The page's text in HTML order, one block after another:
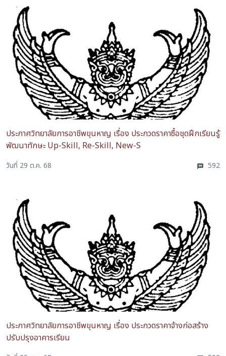
ประกาศวิทยาลัยการอาชีพขุนหาญ เรื่อง ประกวดราคาซื้อชุดฝึกเรียนรู้
พัฒนาทักษะ Up-Skill, Re-Skill, New-S
วันที่ 29 ต.ค. 68 592
ประกาศวิทยาลัยการอาชีพขุนหาญ เรื่อง ประกวดราคาจ้างก่อสร้าง
ปรับปรุงอาคารเรียน